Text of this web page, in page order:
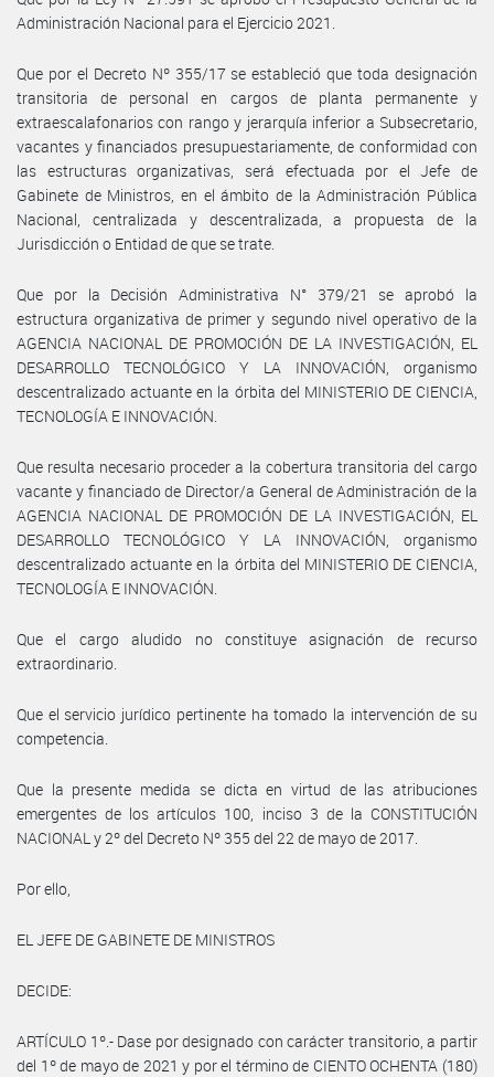
Administración Nacional para el Ejercicio 2021.
Que por el Decreto Nº 355/17 se estableció que toda designación
transitoria de personal en cargos de planta permanente y
extraescalafonarios con rango y jerarquía inferior a Subsecretario,
vacantes y financiados presupuestariamente, de conformidad con
las estructuras organizativas, será efectuada por el Jefe de
Gabinete de Ministros, en el ámbito de la Administración Pública
Nacional, centralizada y descentralizada, a propuesta de la
Jurisdicción o Entidad de que se trate.
Que por la Decisión Administrativa N° 379/21 se aprobó la
estructura organizativa de primer y segundo nivel operativo de la
AGENCIA NACIONAL DE PROMOCIÓN DE LA INVESTIGACIÓN, EL
DESARROLLO TECNOLÓGICO Y LA INNOVACIÓN, organismo
descentralizado actuante en la órbita del MINISTERIO DE CIENCIA,
TECNOLOGÍA E INNOVACIÓN.
Que resulta necesario proceder a la cobertura transitoria del cargo
vacante y financiado de Director/a General de Administración de la
AGENCIA NACIONAL DE PROMOCIÓN DE LA INVESTIGACIÓN, EL
DESARROLLO TECNOLÓGICO Y LA INNOVACIÓN, organismo
descentralizado actuante en la órbita del MINISTERIO DE CIENCIA,
TECNOLOGÍA E INNOVACIÓN.
Que el cargo aludido no constituye asignación de recurso
extraordinario.
Que el servicio jurídico pertinente ha tomado la intervención de su
competencia.
Que la presente medida se dicta en virtud de las atribuciones
emergentes de los artículos 100, inciso 3 de la CONSTITUCIÓN
NACIONAL y 2º del Decreto Nº 355 del 22 de mayo de 2017.
Por ello,
EL JEFE DE GABINETE DE MINISTROS
DECIDE:
ARTÍCULO 1º.- Dase por designado con carácter transitorio, a partir
del 1º de mayo de 2021 y por el término de CIENTO OCHENTA (180)